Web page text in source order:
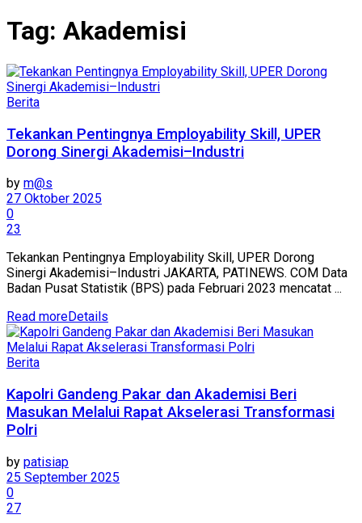
Tag: Akademisi
Berita
Tekankan Pentingnya Employability Skill, UPER
Dorong Sinergi Akademisi–Industri
by m@s
27 Oktober 2025
0
23
Tekankan Pentingnya Employability Skill, UPER Dorong
Sinergi Akademisi–Industri JAKARTA, PATINEWS. COM Data
Badan Pusat Statistik (BPS) pada Februari 2023 mencatat ...
Read moreDetails
Berita
Kapolri Gandeng Pakar dan Akademisi Beri
Masukan Melalui Rapat Akselerasi Transformasi
Polri
by patisiap
25 September 2025
0
27